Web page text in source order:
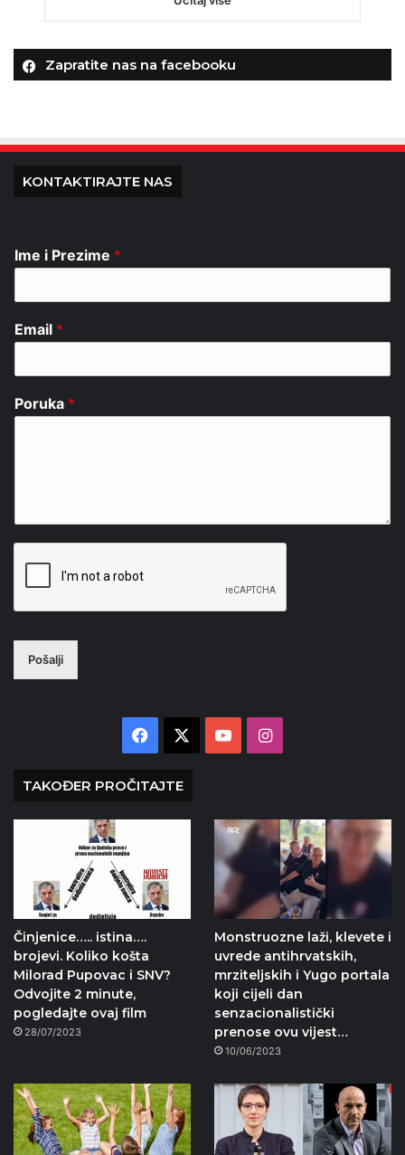
Zapratite nas na facebooku
KONTAKTIRAJTE NAS
Ime i Prezime *
Email *
Poruka *
Pošalji
Facebook YouTubeInstagram
TAKOĐER PROČITAJTE
Činjenice….. istina….
brojevi. Koliko košta
Milorad Pupovac i SNV?
Odvojite 2 minute,
pogledajte ovaj film
28/07/2023
Monstruozne laži, klevete i
uvrede antihrvatskih,
mrziteljskih i Yugo portala
koji cijeli dan
senzacionalistički
prenose ovu vijest…
10/06/2023